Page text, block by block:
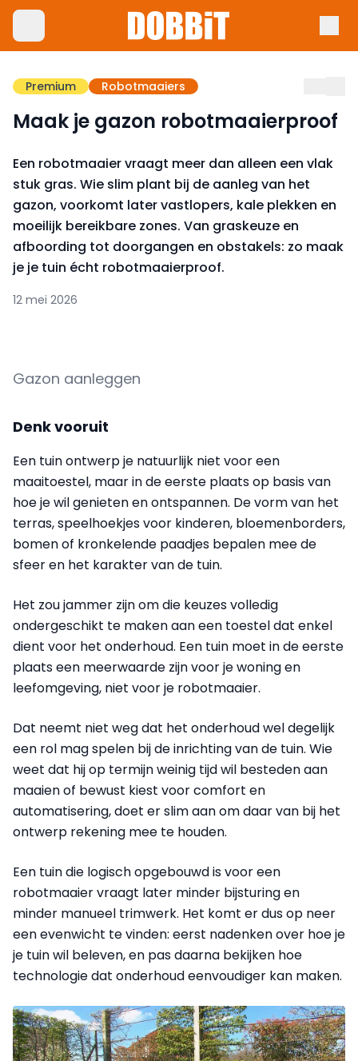
Premium Robotmaaiers
Maak je gazon robotmaaierproof
Een robotmaaier vraagt meer dan alleen een vlak
stuk gras. Wie slim plant bij de aanleg van het
gazon, voorkomt later vastlopers, kale plekken en
moeilijk bereikbare zones. Van graskeuze en
afboording tot doorgangen en obstakels: zo maak
je je tuin écht robotmaaierproof.
12 mei 2026
Gazon aanleggen
Denk vooruit
Een tuin ontwerp je natuurlijk niet voor een
maaitoestel, maar in de eerste plaats op basis van
hoe je wil genieten en ontspannen. De vorm van het
terras, speelhoekjes voor kinderen, bloemenborders,
bomen of kronkelende paadjes bepalen mee de
sfeer en het karakter van de tuin.
Het zou jammer zijn om die keuzes volledig
ondergeschikt te maken aan een toestel dat enkel
dient voor het onderhoud. Een tuin moet in de eerste
plaats een meerwaarde zijn voor je woning en
leefomgeving, niet voor je robotmaaier.
Dat neemt niet weg dat het onderhoud wel degelijk
een rol mag spelen bij de inrichting van de tuin. Wie
weet dat hij op termijn weinig tijd wil besteden aan
maaien of bewust kiest voor comfort en
automatisering, doet er slim aan om daar van bij het
ontwerp rekening mee te houden.
Een tuin die logisch opgebouwd is voor een
robotmaaier vraagt later minder bijsturing en
minder manueel trimwerk. Het komt er dus op neer
een evenwicht te vinden: eerst nadenken over hoe je
je tuin wil beleven, en pas daarna bekijken hoe
technologie dat onderhoud eenvoudiger kan maken.